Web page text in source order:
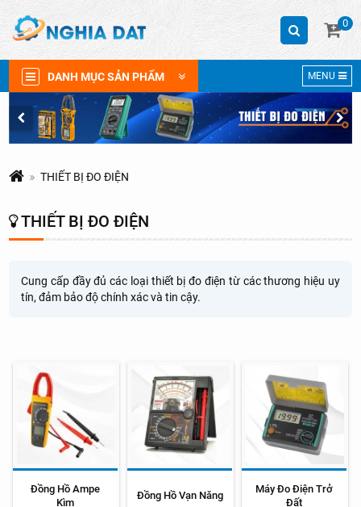
0
DANH MỤC SẢN PHẨM MENU
THIẾT BỊ ĐO ĐIỆN
THIẾT BỊ ĐO ĐIỆN
Cung cấp đầy đủ các loại thiết bị đo điện từ các thương hiệu uy
tín, đảm bảo độ chính xác và tin cậy.
Đồng Hồ Ampe
Kìm
Đồng Hồ Vạn Năng
Máy Đo Điện Trở
Đất